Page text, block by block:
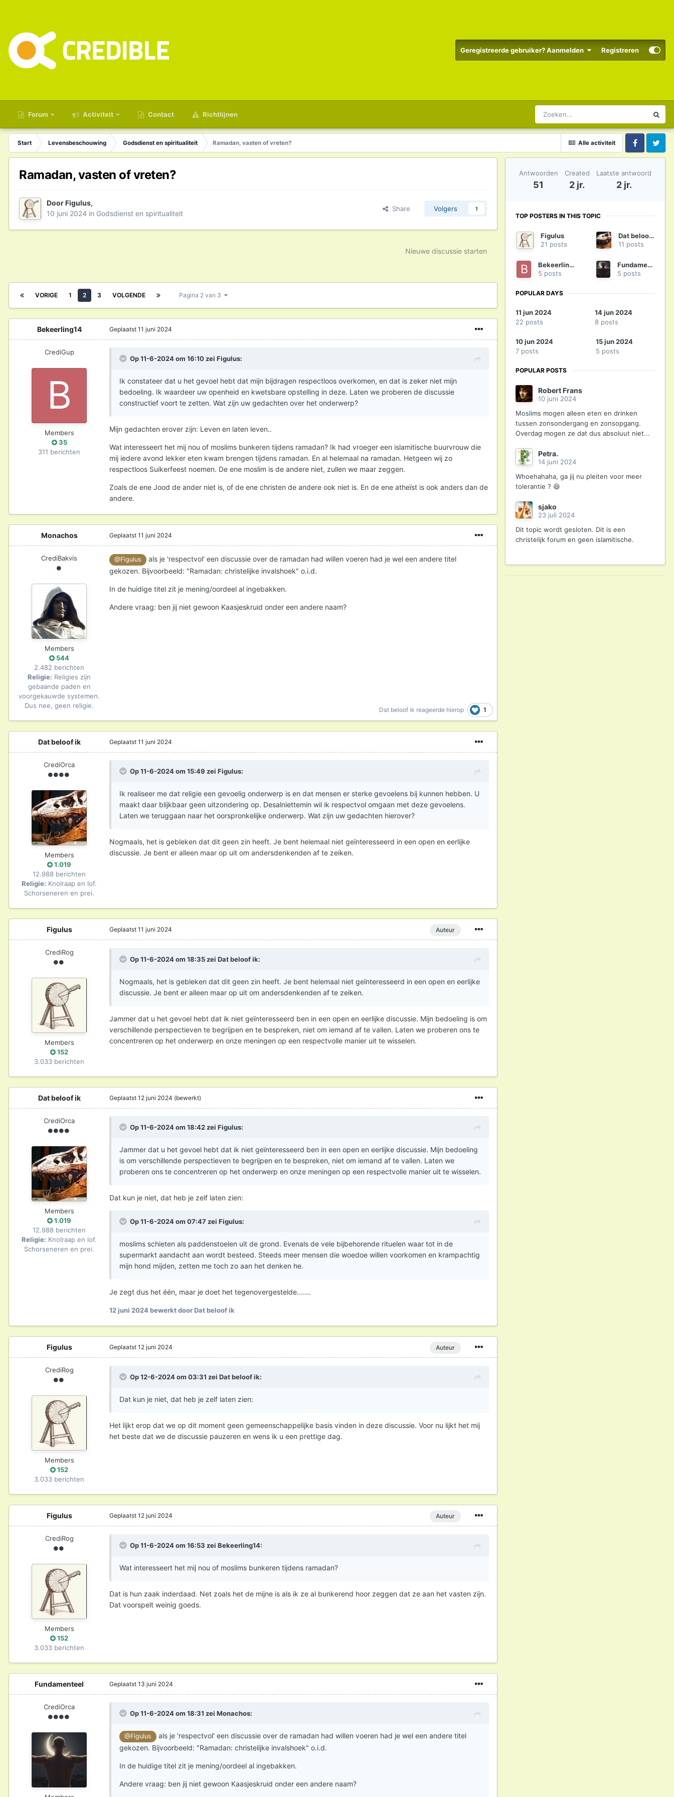
Geregistreerde gebruiker? Aanmelden Registreren
Forum Activiteit Contact Richtlijnen
Alle activiteit
Start Levensbeschouwing Godsdienst en spiritualiteit
Ramadan, vasten of vreten?
FacebookTwitter
Ramadan, vasten of vreten?
DoorFigulus,
10 juni 2024 in Godsdienst en spiritualiteit
Share Volgers 1
Nieuwe discussie starten
VORIGE 1 2 3 VOLGENDE Pagina 2 van 3
Bekeerling14
CrediGup
Members
35
311 berichten
Geplaatst 11 juni 2024
Op 11-6-2024 om 16:10 zei Figulus:
Ik constateer dat u het gevoel hebt dat mijn bijdragen respectloos overkomen, en dat is zeker niet mijn
bedoeling. Ik waardeer uw openheid en kwetsbare opstelling in deze. Laten we proberen de discussie
constructief voort te zetten. Wat zijn uw gedachten over het onderwerp?
Mijn gedachten erover zijn: Leven en laten leven..
Wat interesseert het mij nou of moslims bunkeren tijdens ramadan? Ik had vroeger een islamitische buurvrouw die
mij iedere avond lekker eten kwam brengen tijdens ramadan. En al helemaal na ramadan. Hetgeen wij zo
respectloos Suikerfeest noemen. De ene moslim is de andere niet, zullen we maar zeggen.
Zoals de ene Jood de ander niet is, of de ene christen de andere ook niet is. En de ene atheïst is ook anders dan de
andere.
Monachos
CrediBakvis
Members
544
2.482 berichten
Religie: Religies zijn
gebaande paden en
voorgekauwde systemen.
Dus nee, geen religie.
Geplaatst 11 juni 2024
@Figulus
als je 'respectvol' een discussie over de ramadan had willen voeren had je wel een andere titel
gekozen. Bijvoorbeeld: "Ramadan: christelijke invalshoek" o.i.d.
In de huidige titel zit je mening/oordeel al ingebakken.
Andere vraag: ben jij niet gewoon Kaasjeskruid onder een andere naam?
Dat beloof ik reageerde hierop 1
Dat beloof ik
CrediOrca
Members
1.019
12.988 berichten
Religie: Knolraap en lof.
Schorseneren en prei.
Geplaatst 11 juni 2024
Op 11-6-2024 om 15:49 zei Figulus:
Ik realiseer me dat religie een gevoelig onderwerp is en dat mensen er sterke gevoelens bij kunnen hebben. U
maakt daar blijkbaar geen uitzondering op. Desalniettemin wil ik respectvol omgaan met deze gevoelens.
Laten we teruggaan naar het oorspronkelijke onderwerp. Wat zijn uw gedachten hierover?
Nogmaals, het is gebleken dat dit geen zin heeft. Je bent helemaal niet geïnteresseerd in een open en eerlijke
discussie. Je bent er alleen maar op uit om andersdenkenden af te zeiken.
Figulus
CrediRog
Members
152
3.033 berichten
Auteur
Geplaatst 11 juni 2024
Op 11-6-2024 om 18:35 zei Dat beloof ik:
Nogmaals, het is gebleken dat dit geen zin heeft. Je bent helemaal niet geïnteresseerd in een open en eerlijke
discussie. Je bent er alleen maar op uit om andersdenkenden af te zeiken.
Jammer dat u het gevoel hebt dat ik niet geïnteresseerd ben in een open en eerlijke discussie. Mijn bedoeling is om
verschillende perspectieven te begrijpen en te bespreken, niet om iemand af te vallen. Laten we proberen ons te
concentreren op het onderwerp en onze meningen op een respectvolle manier uit te wisselen.
Dat beloof ik
CrediOrca
Members
1.019
12.988 berichten
Religie: Knolraap en lof.
Schorseneren en prei.
Geplaatst 12 juni 2024 (bewerkt)
Op 11-6-2024 om 18:42 zei Figulus:
Jammer dat u het gevoel hebt dat ik niet geïnteresseerd ben in een open en eerlijke discussie. Mijn bedoeling
is om verschillende perspectieven te begrijpen en te bespreken, niet om iemand af te vallen. Laten we
proberen ons te concentreren op het onderwerp en onze meningen op een respectvolle manier uit te wisselen.
Dat kun je niet, dat heb je zelf laten zien:
Op 11-6-2024 om 07:47 zei Figulus:
moslims schieten als paddenstoelen uit de grond. Evenals de vele bijbehorende rituelen waar tot in de
supermarkt aandacht aan wordt besteed. Steeds meer mensen die woedoe willen voorkomen en krampachtig
mijn hond mijden, zetten me toch zo aan het denken he.
Je zegt dus het één, maar je doet het tegenovergestelde.......
12 juni 2024bewerkt door Dat beloof ik
Figulus
CrediRog
Members
152
3.033 berichten
Auteur
Geplaatst 12 juni 2024
Op 12-6-2024 om 03:31 zei Dat beloof ik:
Dat kun je niet, dat heb je zelf laten zien:
Het lijkt erop dat we op dit moment geen gemeenschappelijke basis vinden in deze discussie. Voor nu lijkt het mij
het beste dat we de discussie pauzeren en wens ik u een prettige dag.
Figulus
CrediRog
Members
152
3.033 berichten
Auteur
Geplaatst 12 juni 2024
Op 11-6-2024 om 16:53 zei Bekeerling14:
Wat interesseert het mij nou of moslims bunkeren tijdens ramadan?
Dat is hun zaak inderdaad. Net zoals het de mijne is als ik ze al bunkerend hoor zeggen dat ze aan het vasten zijn.
Dat voorspelt weinig goeds.
Fundamenteel
CrediOrca
Geplaatst 13 juni 2024
Op 11-6-2024 om 18:31 zei Monachos:
@Figulus
als je 'respectvol' een discussie over de ramadan had willen voeren had je wel een andere titel
gekozen. Bijvoorbeeld: "Ramadan: christelijke invalshoek" o.i.d.
In de huidige titel zit je mening/oordeel al ingebakken.
Andere vraag: ben jij niet gewoon Kaasjeskruid onder een andere naam?
Antwoorden
51
Created
2 jr.
Laatste antwoord
2 jr.
TOP POSTERS IN THIS TOPIC
Figulus
21 posts
Dat beloof ik
11 posts
Bekeerling14
5 posts
Fundamenteel
5 posts
POPULAR DAYS
11 jun 2024
22 posts
14 jun 2024
8 posts
10 jun 2024
7 posts
15 jun 2024
5 posts
POPULAR POSTS
Robert Frans
10 juni 2024
Moslims mogen alleen eten en drinken
tussen zonsondergang en zonsopgang.
Overdag mogen ze dat dus absoluut niet...
Petra.
14 juni 2024
Whoehahaha, ga jij nu pleiten voor meer
tolerantie ? 😆
sjako
23 juli 2024
Dit topic wordt gesloten. Dit is een
christelijk forum en geen islamitische.